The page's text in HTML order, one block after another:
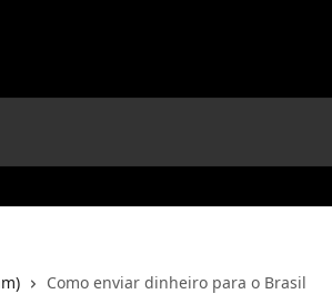
Como enviar dinheiro para o Brasil